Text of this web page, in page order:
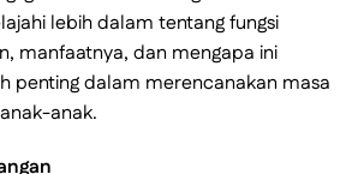
lebih dalam tentang fungsi
manfaatnya, dan mengapa ini
penting dalam merencanakan masa
anak.